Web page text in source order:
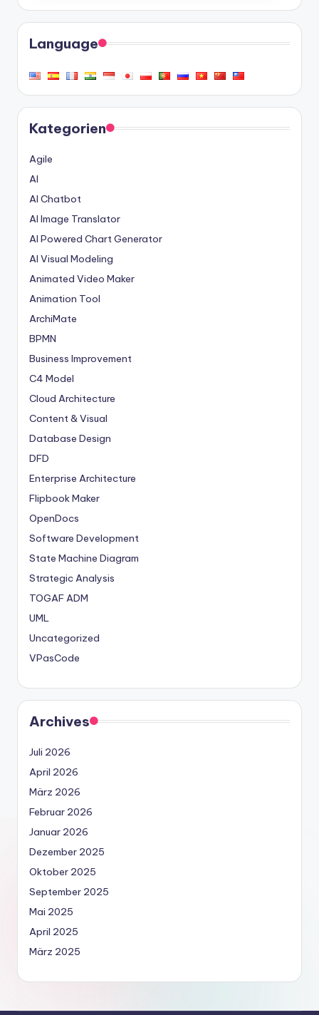
Language
Kategorien
Agile
AI
AI Chatbot
AI Image Translator
AI Powered Chart Generator
AI Visual Modeling
Animated Video Maker
Animation Tool
ArchiMate
BPMN
Business Improvement
C4 Model
Cloud Architecture
Content & Visual
Database Design
DFD
Enterprise Architecture
Flipbook Maker
OpenDocs
Software Development
State Machine Diagram
Strategic Analysis
TOGAF ADM
UML
Uncategorized
VPasCode
Archives
Juli 2026
April 2026
März 2026
Februar 2026
Januar 2026
Dezember 2025
Oktober 2025
September 2025
Mai 2025
April 2025
März 2025